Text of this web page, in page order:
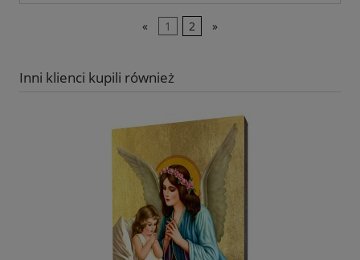
« 1 2 »
Inni klienci kupili również